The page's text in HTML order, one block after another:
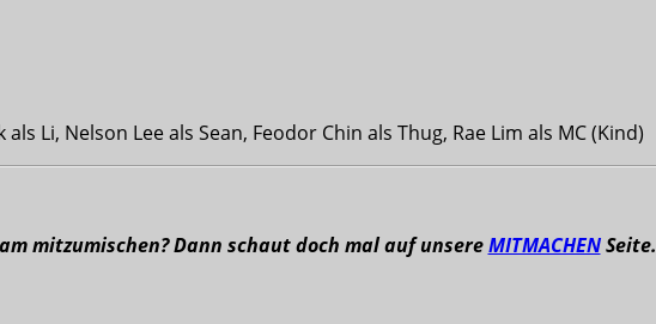
Li, Nelson Lee als Sean, Feodor Chin als Thug, Rae Lim als MC (Kind)
mitzumischen? Dann schaut doch mal auf unsereMITMACHENSeite.